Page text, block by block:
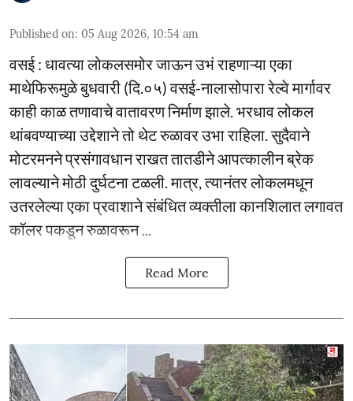
Published on: 05 Aug 2026, 10:54 am
वसई : धावत्या लोकलसमोर जाऊन उभं राहणाऱ्या एका
माथेफिरूमुळे बुधवारी (दि.०५) वसई-नालासोपारा रेल्वे मार्गावर
काही काळ तणावाचे वातावरण निर्माण झाले. भरधाव लोकल
थांबवण्याच्या उद्देशाने तो थेट रुळावर उभा राहिला. सुदैवाने
मोटरमनने प्रसंगावधान राखत तातडीने आपत्कालीन ब्रेक
लावल्याने मोठी दुर्घटना टळली. मात्र, त्यानंतर लोकलमधून
उतरलेल्या एका प्रवाशाने संबंधित व्यक्तीला कानशिलात लगावत
कॉलर पकडून रुळावरून ...
Read More